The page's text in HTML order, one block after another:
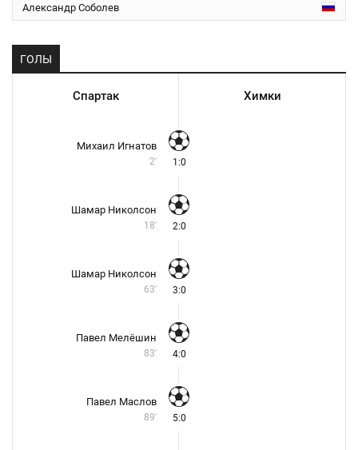
Александр Соболев
ГОЛЫ
Спартак Химки
Михаил Игнатов
2' 1:0
Шамар Николсон
18' 2:0
Шамар Николсон
63' 3:0
Павел Мелёшин
83' 4:0
Павел Маслов
89' 5:0